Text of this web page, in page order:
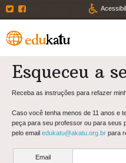
Twitter
Esqueceu a
Receba as instruções para refazer
Caso você tenha menos de 11 anos e
peça para seu professor ou para seus
pelo email edukatu@akatu.org.br para
Email